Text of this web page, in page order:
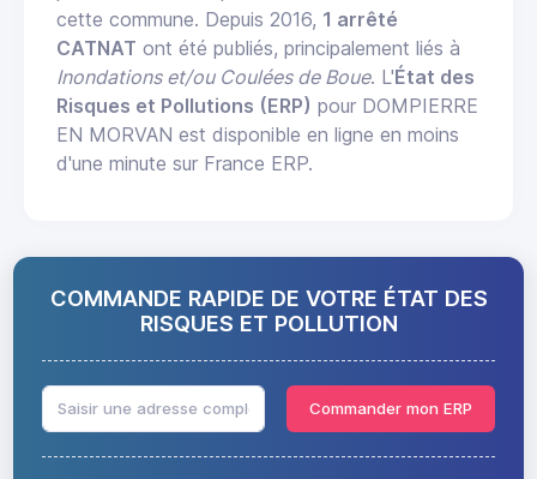
cette commune. Depuis 2016, 1 arrêté
CATNAT ont été publiés, principalement liés à
Inondations et/ou Coulées de Boue. L'État des
Risques et Pollutions (ERP) pour DOMPIERRE
EN MORVAN est disponible en ligne en moins
d'une minute sur France ERP.
COMMANDE RAPIDE DE VOTRE ÉTAT DES
RISQUES ET POLLUTION
Commander mon ERP